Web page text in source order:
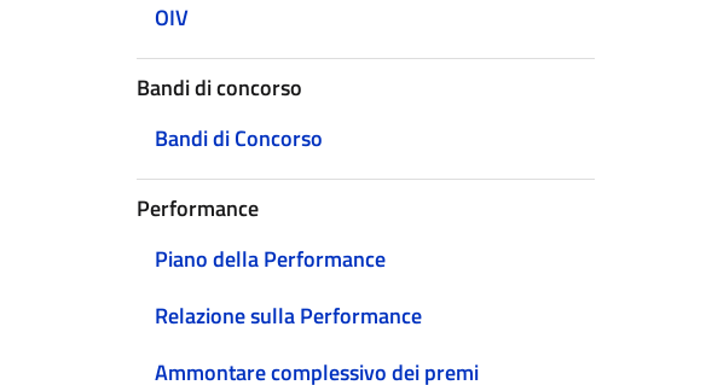
OIV
Bandi di concorso
Bandi di Concorso
Performance
Piano della Performance
Relazione sulla Performance
Ammontare complessivo dei premi